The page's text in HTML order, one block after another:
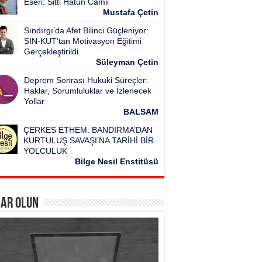
Mustafa Çetin
Sındırgı’da Afet Bilinci Güçleniyor:
SIN-KUT’tan Motivasyon Eğitimi
Gerçekleştirildi
Süleyman Çetin
Deprem Sonrası Hukuki Süreçler:
Haklar, Sorumluluklar ve İzlenecek
Yollar
BALSAM
ÇERKES ETHEM: BANDIRMA’DAN
KURTULUŞ SAVAŞI’NA TARİHİ BİR
YOLCULUK
Bilge Nesil Enstitüsü
Olun